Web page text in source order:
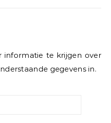
te krijgen over
gegevens in.